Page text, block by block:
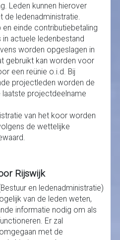
Leden kunnen hierover
ledenadministratie.
en einde contributiebetaling
actuele ledenbestand
worden opgeslagen in
gebruikt kan worden voor
een reünie o.i.d. Bij
projectleden worden de
laatste projectdeelname
van het koor worden
de wettelijke
Rijswijk
en ledenadministratie)
van de leden weten,
informatie nodig om als
Er zal
met de